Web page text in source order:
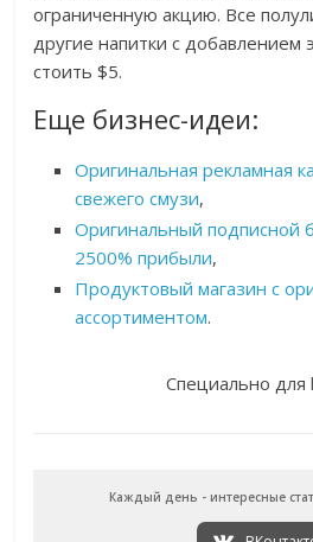
ограниченную акцию. Все
другие напитки с добавлением
стоить $5.
Еще бизнес-идеи:
Оригинальная рекламная
свежего смузи,
Оригинальный подписной
2500% прибыли,
Продуктовый магазин с
ассортиментом.
Специально для
Каждый день - интересные